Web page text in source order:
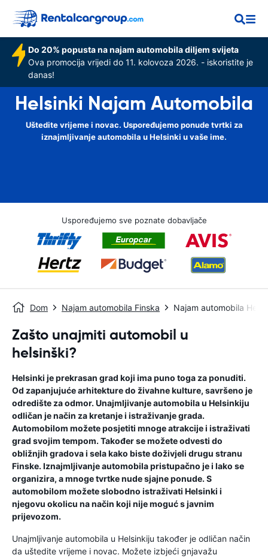
Do 20% popusta na najam automobila diljem svijeta
Ova promocija vrijedi do 11. kolovoza 2026. - iskoristite je
danas!
Helsinki Najam Automobila
Uštedite vrijeme i novac. Uspoređujemo ponude tvrtki za
iznajmljivanje automobila u Helsinki u vaše ime.
Uspoređujemo sve poznate dobavljače
Dom Najam automobila Finska Najam automobila
Zašto unajmiti automobil u
helsinški?
Helsinki je prekrasan grad koji ima puno toga za ponuditi.
Od zapanjujuće arhitekture do živahne kulture, savršeno je
odredište za odmor. Unajmljivanje automobila u Helsinkiju
odličan je način za kretanje i istraživanje grada.
Automobilom možete posjetiti mnoge atrakcije i istraživati ​​
grad svojim tempom. Također se možete odvesti do
obližnjih gradova i sela kako biste doživjeli drugu stranu
Finske. Iznajmljivanje automobila pristupačno je i lako se
organizira, a mnoge tvrtke nude sjajne ponude. S
automobilom možete slobodno istraživati ​​Helsinki i
njegovu okolicu na način koji nije moguć s javnim
prijevozom.
Unajmljivanje automobila u Helsinkiju također je odličan način
da uštedite vrijeme i novac. Možete izbjeći gnjavažu